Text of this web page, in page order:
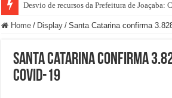
Desvio de recursos da Prefeitura de Joaçaba:
PM prende homem por agredir companheira
Home / Display / Santa Catarina confirma
Santa Catarina confirma
Covid-19